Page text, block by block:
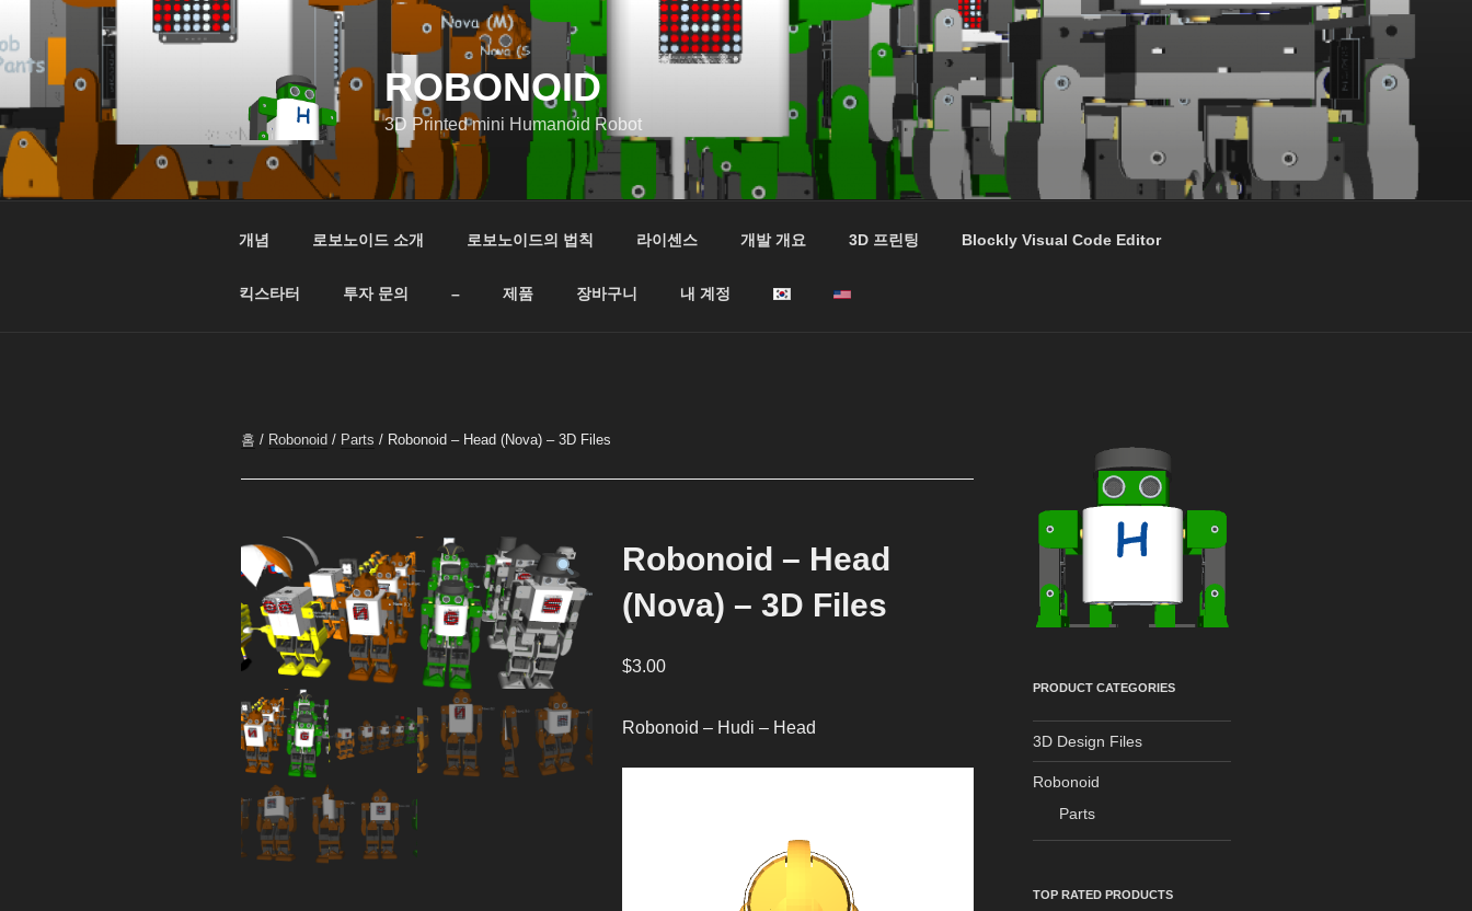
텐
츠
바
로
가
기
ROBONOID
3D Printed mini Humanoid Robot
개념 로보노이드 소개 로보노이드의 법칙 라이센스 개발 개요 3D 프린팅 Blockly Visual Code Editor
킥스타터 투자 문의 – 제품 장바구니 내 계정
홈 / Robonoid / Parts / Robonoid – Head (Nova) – 3D Files
Robonoid – Head
(Nova) – 3D Files
$3.00
Robonoid – Hudi – Head
PRODUCT CATEGORIES
3D Design Files
Robonoid
Parts
TOP RATED PRODUCTS